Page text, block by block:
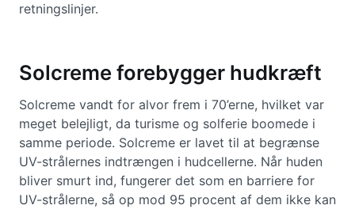
retningslinjer.
Solcreme forebygger hudkræft
Solcreme vandt for alvor frem i 70’erne, hvilket var
meget belejligt, da turisme og solferie boomede i
samme periode. Solcreme er lavet til at begrænse
UV-strålernes indtrængen i hudcellerne. Når huden
bliver smurt ind, fungerer det som en barriere for
UV-strålerne, så op mod 95 procent af dem ikke kan